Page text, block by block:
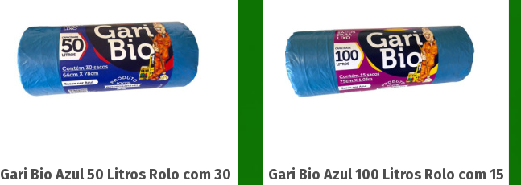
Gari Bio Azul 50 Litros Rolo com 30
Gari Bio Azul 100 Litros Rolo com 15